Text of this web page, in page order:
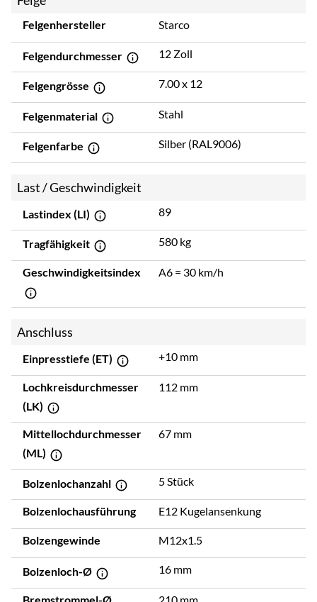
Felgenhersteller Starco
Felgendurchmesser 12 Zoll
Felgengrösse 7.00 x 12
Felgenmaterial Stahl
Felgenfarbe Silber (RAL9006)
Last / Geschwindigkeit
Lastindex (LI) 89
Tragfähigkeit 580 kg
Geschwindigkeitsindex A6 = 30 km/h
Anschluss
Einpresstiefe (ET) +10 mm
Lochkreisdurchmesser
(LK)
112 mm
Mittellochdurchmesser
(ML)
67 mm
Bolzenlochanzahl 5 Stück
Bolzenlochausführung E12 Kugelansenkung
Bolzengewinde M12x1.5
Bolzenloch-Ø 16 mm
Bremstrommel-Ø
210 mm